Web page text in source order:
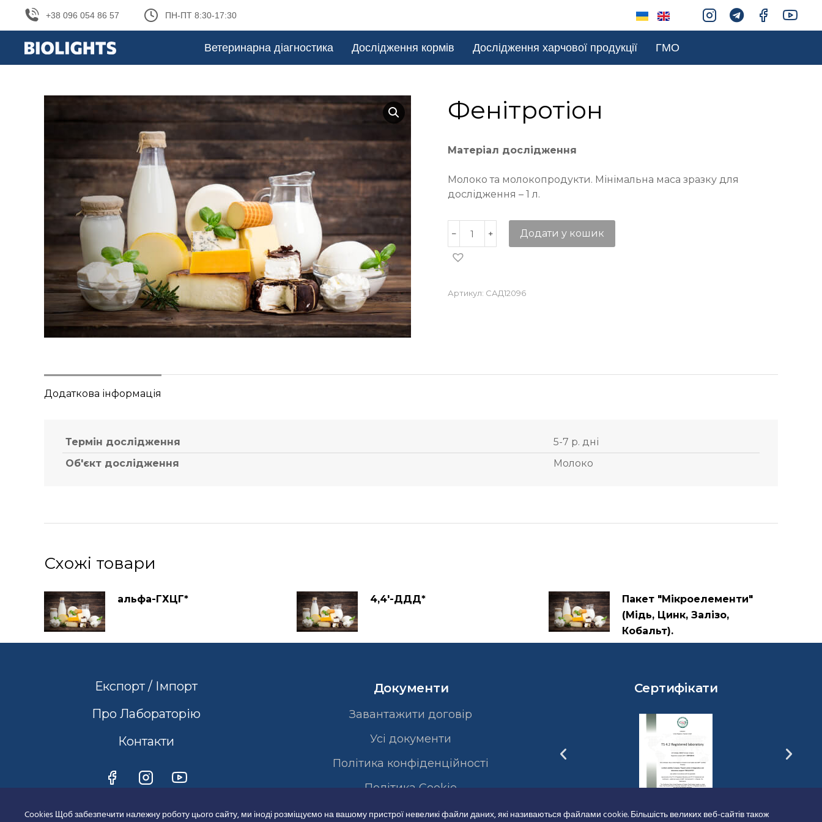
+38 096 054 86 57 ПН-ПТ 8:30-17:30
Ветеринарна діагностика Дослідження кормів Дослідження харчової продукції ГМО
Фенітротіон
Матеріал дослідження
Молоко та молокопродукти. Мінімальна маса зразку для
дослідження – 1 л.
Додати у кошик
Артикул: САД12096
Додаткова інформація
Термін дослідження
5-7 р. дні
Об'єкт дослідження
Молоко
Схожі товари
альфа-ГХЦГ* 4,4′-ДДД*
Пакет "Мікроелементи"
(Мідь, Цинк, Залізо,
Кобальт).
Експорт / Імпорт
Про Лабораторію
Контакти
Документи
Завантажити договір
Усі документи
Політика конфіденційності
Полiтика Cookie
Сертифікати
Cookies Щоб забезпечити належну роботу цього сайту, ми іноді розміщуємо на вашому пристрої невеликі файли даних, які називаються файлами cookie. Більшість великих веб-сайтів також